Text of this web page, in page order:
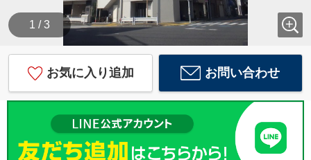
1 / 3
お気に入り追加 お問い合わせ